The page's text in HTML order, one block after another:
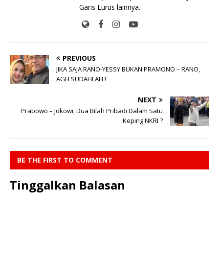
Garis Lurus lainnya.
PREVIOUS
JIKA SAJA RANO-YESSY BUKAN PRAMONO – RANO,
AGH SUDAHLAH !
NEXT
Prabowo – Jokowi, Dua Bilah Pribadi Dalam Satu
Keping NKRI ?
BE THE FIRST TO COMMENT
Tinggalkan Balasan